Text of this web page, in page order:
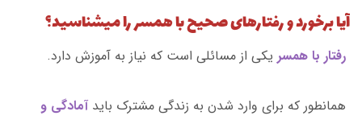
آیا برخورد و رفتارهای صحیح با همسر را میشناسید؟
رفتار با همسر یکی از مسائلی است که نیاز به آموزش دارد.
همانطور که برای وارد شدن به زندگی مشترک باید آمادگی و